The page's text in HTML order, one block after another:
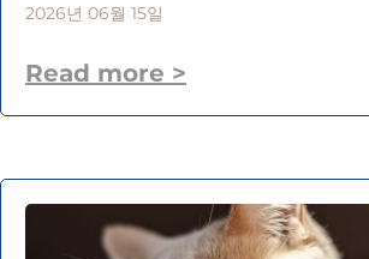
2026년 06월 15일
Read more >